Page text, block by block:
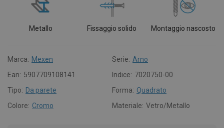
Metallo Fissaggio solido Montaggio nascosto
Marca: Mexen Serie: Arno
Ean: 5907709108141 Indice: 7020750-00
Tipo: Da parete Forma: Quadrato
Colore: Cromo Materiale: Vetro/Metallo